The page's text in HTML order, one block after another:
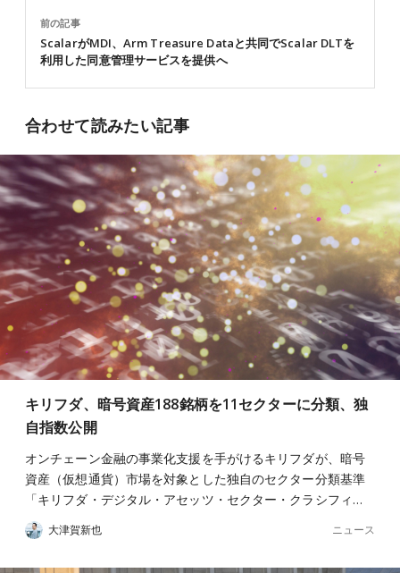
前の記事
ScalarがMDI、Arm Treasure Dataと共同でScalar DLTを
利用した同意管理サービスを提供へ
合わせて読みたい記事
キリフダ、暗号資産188銘柄を11セクターに分類、独
自指数公開
オンチェーン金融の事業化支援を手がけるキリフダが、暗号
資産（仮想通貨）市場を対象とした独自のセクター分類基準
「キリフダ・デジタル・アセッツ・セクター・クラシフィ…
大津賀新也 ニュース